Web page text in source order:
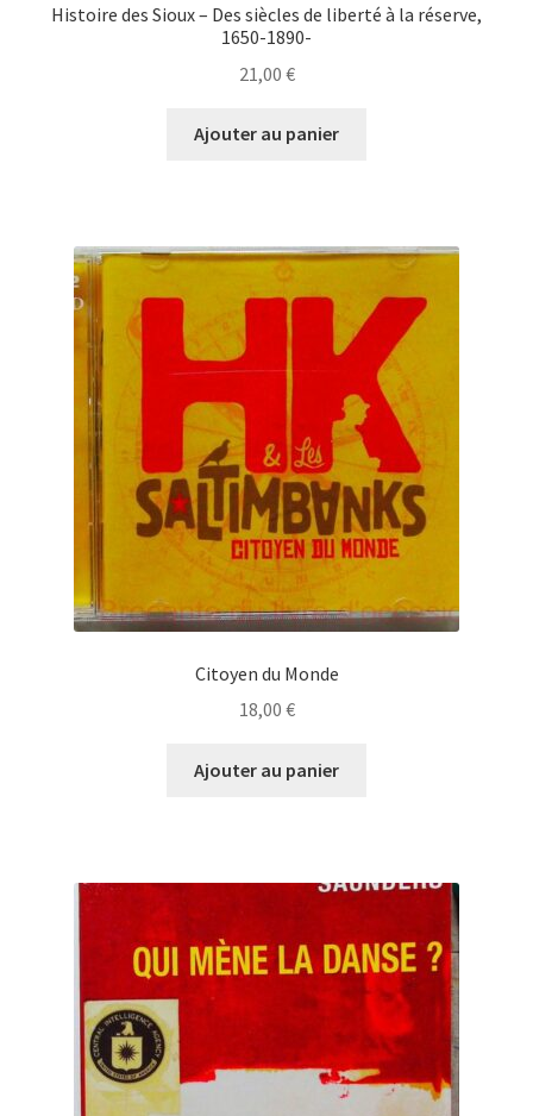
Histoire des Sioux – Des siècles de liberté à la réserve,
1650-1890-
21,00 €
Ajouter au panier
Citoyen du Monde
18,00 €
Ajouter au panier